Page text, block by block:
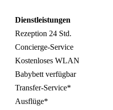
Dienstleistungen
Rezeption 24 Std.
Concierge-Service
Kostenloses WLAN
Babybett verfügbar
Transfer-Service*
Ausflüge*